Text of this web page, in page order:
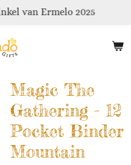
van Ermelo 2025
Magic The
Gathering - 12
Pocket Binder
Mountain